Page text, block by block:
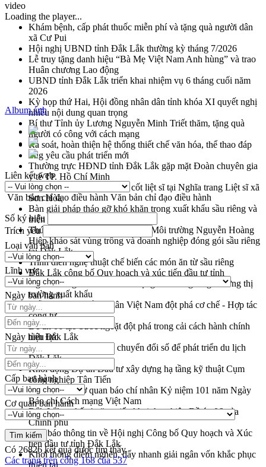
video
Loading the player...
Khám bệnh, cấp phát thuốc miễn phí và tặng quà người dân
xã Cư Pui
Hội nghị UBND tỉnh Đắk Lắk thường kỳ tháng 7/2026
Lễ truy tặng danh hiệu “Bà Mẹ Việt Nam Anh hùng” và trao
Huân chương Lao động
UBND tỉnh Đắk Lắk triển khai nhiệm vụ 6 tháng cuối năm
2026
Kỳ họp thứ Hai, Hội đồng nhân dân tỉnh khóa XI quyết nghị
nhiều nội dung quan trọng
Bí thư Tỉnh ủy Lương Nguyễn Minh Triết thăm, tặng quà
người có công với cách mạng
Rà soát, hoàn thiện hệ thống thiết chế văn hóa, thể thao đáp
ứng yêu cầu phát triển mới
Thường trực HĐND tỉnh Đắk Lắk gặp mặt Đoàn chuyên gia
y tế TP. Hồ Chí Minh
Lễ truy điệu và an táng hài cốt liệt sĩ tại Nghĩa trang Liệt sĩ xã
Sơn Hòa
Bàn giải pháp tháo gỡ khó khăn trong xuất khẩu sầu riêng và
triển khai quy định EUDR
Thứ trưởng Bộ Nông nghiệp và Môi trường Nguyễn Hoàng
Hiệp khảo sát vùng trồng và doanh nghiệp đóng gói sầu riêng
tại Đắk Lắk
Trình diễn nghệ thuật chế biến các món ăn từ sầu riêng
Đắk Lắk công bố Quy hoạch và xúc tiến đầu tư tỉnh
Ngành cá ngừ Đắk Lắk chủ động thích ứng để giữ vững thị
trường xuất khẩu
Diễn đàn Kinh tế tư nhân Việt Nam đột phá cơ chế - Hợp tác
công tư
Đề án 06 tạo bước ngoặt đột phá trong cải cách hành chính
tỉnh Đắk Lắk
Kết nối tour, đẩy mạnh chuyển đổi số để phát triển du lịch
Đắk Lắk
Khởi động Dự án Đầu tư xây dựng hạ tầng kỹ thuật Cụm
công nghiệp Tân Tiến
Gặp mặt các cơ quan báo chí nhân Kỷ niệm 101 năm Ngày
Báo chí Cách mạng Việt Nam
Đắk Lắk sơ kết 4 năm triển khai thực hiện Đề án 06 của
Chính phủ
Họp báo thông tin về Hội nghị Công bố Quy hoạch và Xúc
tiến đầu tư tỉnh Đắk Lắk
Khơi thông điểm nghẽn, đẩy nhanh giải ngân vốn khắc phục
Album ảnh
Liên kết web
Văn bản chỉ đạo điều hành Văn bản chỉ đạo điều hành
Số ký hiệu
Trích yếu
Loại văn bản
Lĩnh vực
Ngày ban hành
Ngày hiệu lực
Cấp ban hành
Cơ quan ban hành
Có 26826kết quả được tìm thấy
Các trang trên cổng 168 của 537